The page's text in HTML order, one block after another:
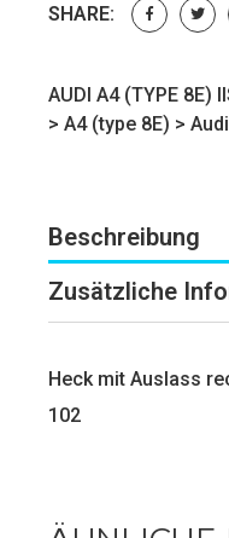
SHARE:
AUDI A4 (TYPE 8E)
> A4 (type 8E) > Audi
Beschreibung
Zusätzliche
Heck mit Auslass
102